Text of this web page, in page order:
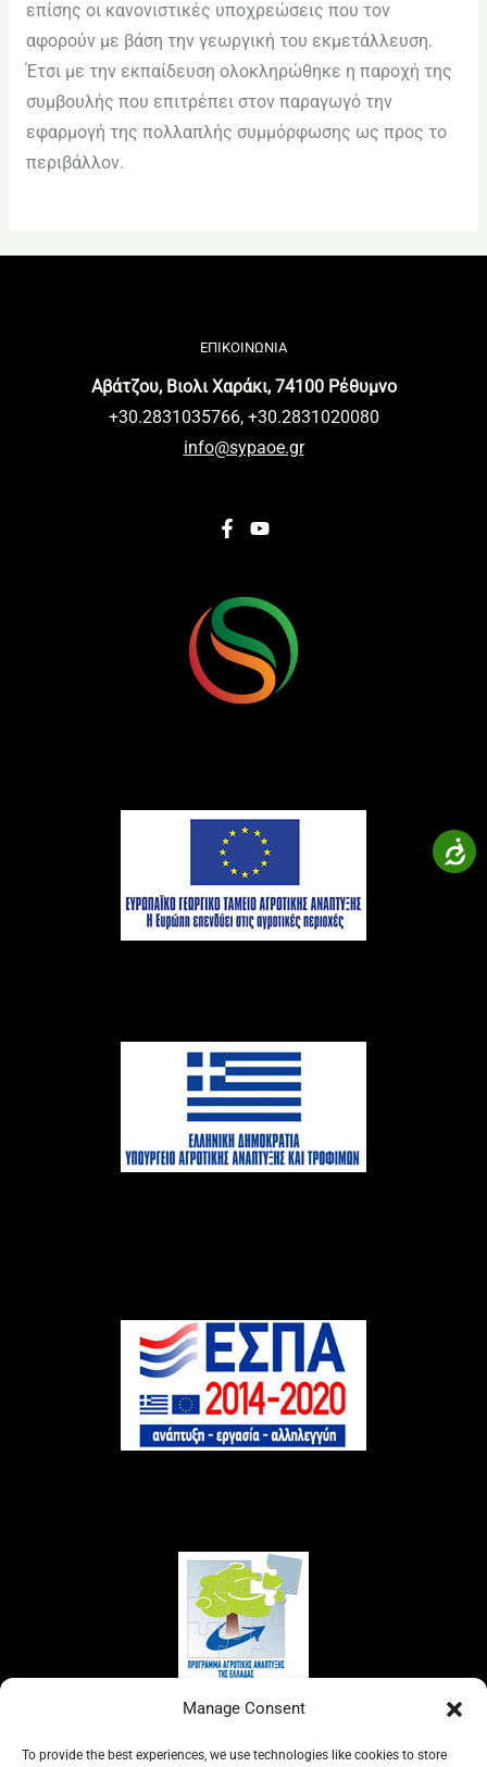
Manage Consent
To provide the best experiences, we use technologies like cookies to store
επίσης οι κανονιστικές υποχρεώσεις που τον
αφορούν με βάση την γεωργική του εκμετάλλευση.
Έτσι με την εκπαίδευση ολοκληρώθηκε η παροχή της
συμβουλής που επιτρέπει στον παραγωγό την
εφαρμογή της πολλαπλής συμμόρφωσης ως προς το
περιβάλλον.
ΕΠΙΚΟΙΝΩΝΙΑ
Αβάτζου, Βιολι Χαράκι, 74100 Ρέθυμνο
+30.2831035766, +30.2831020080
info@sypaoe.gr